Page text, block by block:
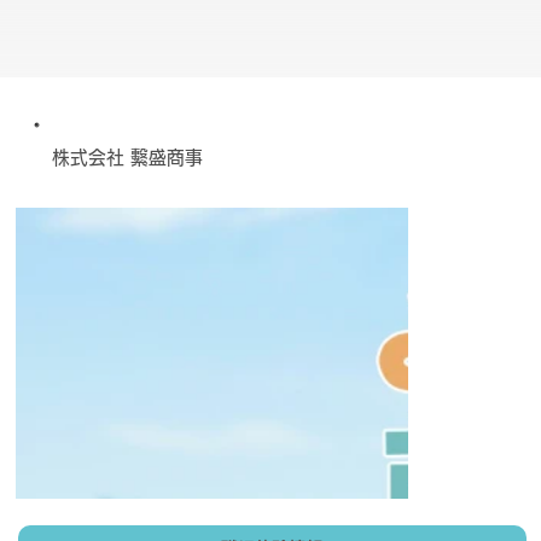
株式会社 繫盛商事